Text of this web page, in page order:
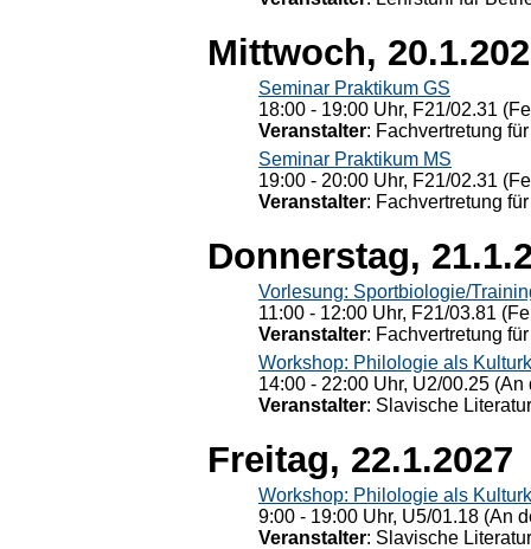
Mittwoch,
Seminar Praktikum GS
18:00 - 19:00 Uhr, F21/02.31
Veranstalter: Fachvertretung
Seminar Praktikum MS
19:00 - 20:00 Uhr, F21/02.31
Veranstalter: Fachvertretung
Donnerstag,
Vorlesung: Sportbiologie/
11:00 - 12:00 Uhr, F21/03.81
Veranstalter: Fachvertretung
Workshop: Philologie als
14:00 - 22:00 Uhr, U2/00.25
Veranstalter: Slavische
Freitag, 22.1.2027
Workshop: Philologie als
9:00 - 19:00 Uhr, U5/01.18 (An
Veranstalter: Slavische